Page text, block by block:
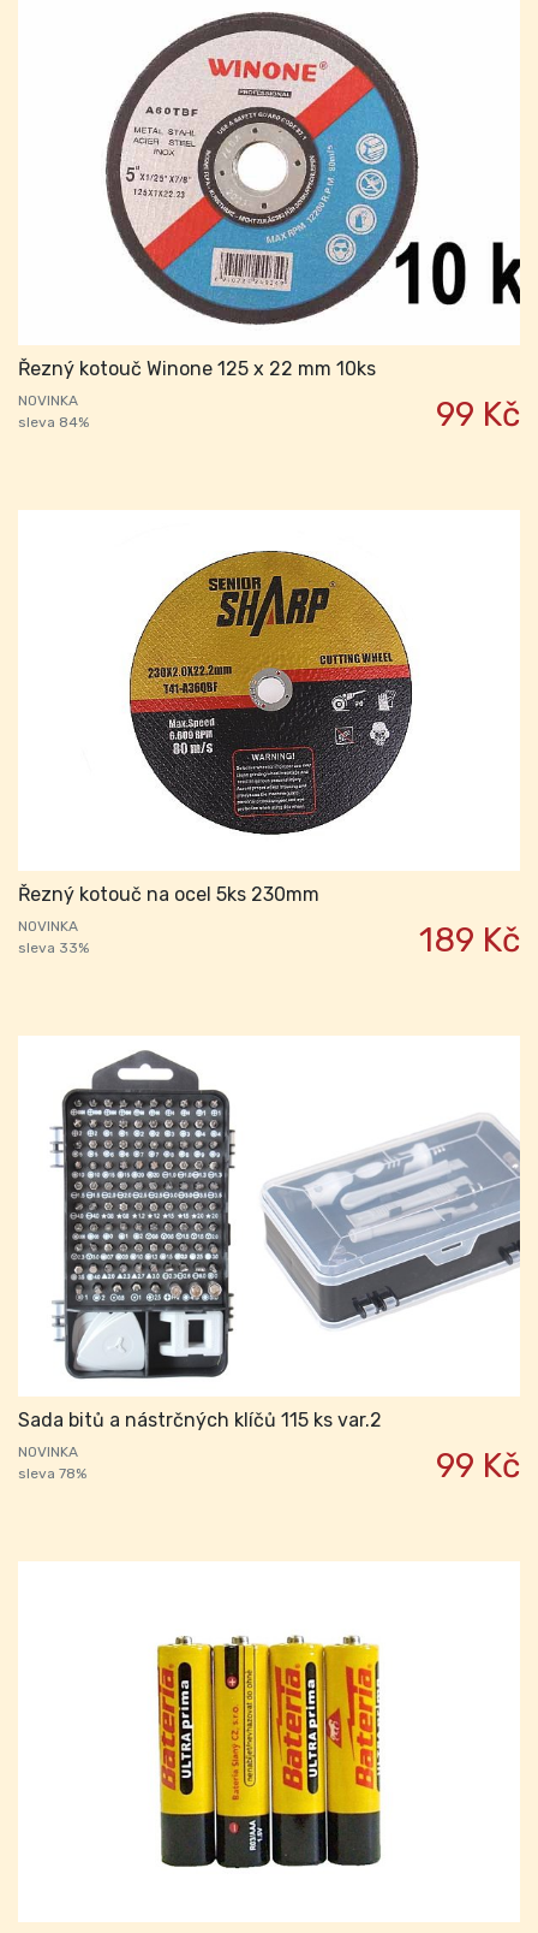
Řezný kotouč Winone 125 x 22 mm 10ks
NOVINKA
sleva 84%
99 Kč
Řezný kotouč na ocel 5ks 230mm
NOVINKA
sleva 33%
189 Kč
Sada bitů a nástrčných klíčů 115 ks var.2
NOVINKA
sleva 78%
99 Kč